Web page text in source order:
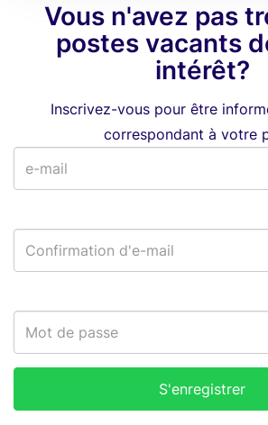
Vous n'avez pas
postes vacants
intérêt?
Inscrivez-vous pour être
correspondant à votre